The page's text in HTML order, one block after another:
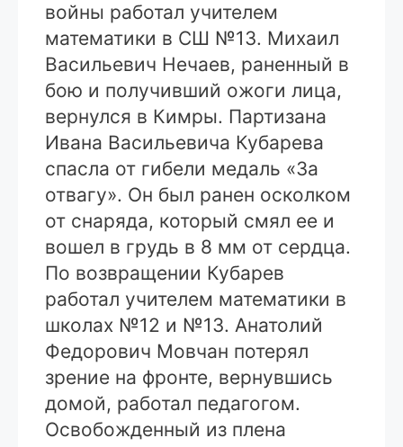
войны работал учителем
математики в СШ №13. Михаил
Васильевич Нечаев, раненный в
бою и получивший ожоги лица,
вернулся в Кимры. Партизана
Ивана Васильевича Кубарева
спасла от гибели медаль «За
отвагу». Он был ранен осколком
от снаряда, который смял ее и
вошел в грудь в 8 мм от сердца.
По возвращении Кубарев
работал учителем математики в
школах №12 и №13. Анатолий
Федорович Мовчан потерял
зрение на фронте, вернувшись
домой, работал педагогом.
Освобожденный из плена